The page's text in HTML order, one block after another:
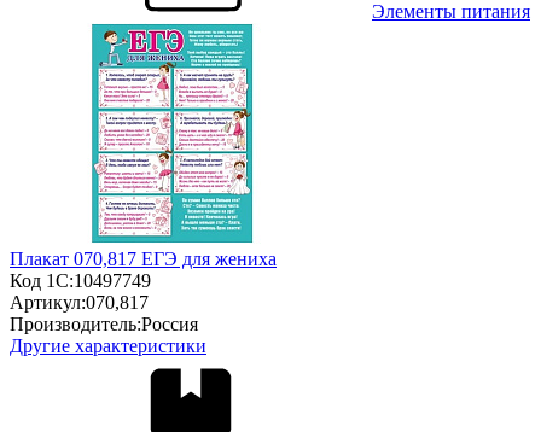
Элементы питания
Плакат 070,817 ЕГЭ для жениха
Код 1С:10497749
Артикул:070,817
Производитель:Россия
Другие характеристики